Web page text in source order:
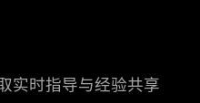
实时指导与经验共享